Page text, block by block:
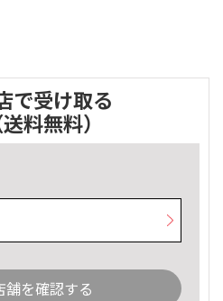
で受け取る
送料無料）
舗を確認する